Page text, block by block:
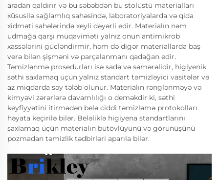
aradan qaldırır və bu səbəbdən bu stolüstü materialları
xüsusilə sağlamlıq sahəsində, laboratoriyalarda və qida
xidməti sahələrində xeyli dəyərli edir. Materialın nəm
udmağa qarşı müqaviməti yalnız onun antimikrob
xassələrini gücləndirmir, həm də digər materiallarda baş
verə bilən şişməni və parçalanmanı qadağan edir.
Təmizlənmə prosedurları isə sadə və səmərəlidir, higiyenik
səthi saxlamaq üçün yalnız standart təmizləyici vasitələr və
az miqdarda səy tələb olunur. Materialın rənglənməyə və
kimyəvi zərərlərə davamlılığı o deməkdir ki, səthi
keyfiyyətini itirmədən belə ciddi təmizləmə protokolları
həyata keçirilə bilər. Beləliklə higiyena standartlarını
saxlamaq üçün materialın bütövlüyünü və görünüşünü
pozmadan təmizlik tədbirləri aparıla bilər.